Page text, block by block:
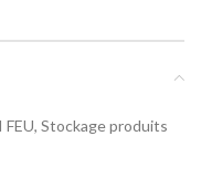
Stockage produits